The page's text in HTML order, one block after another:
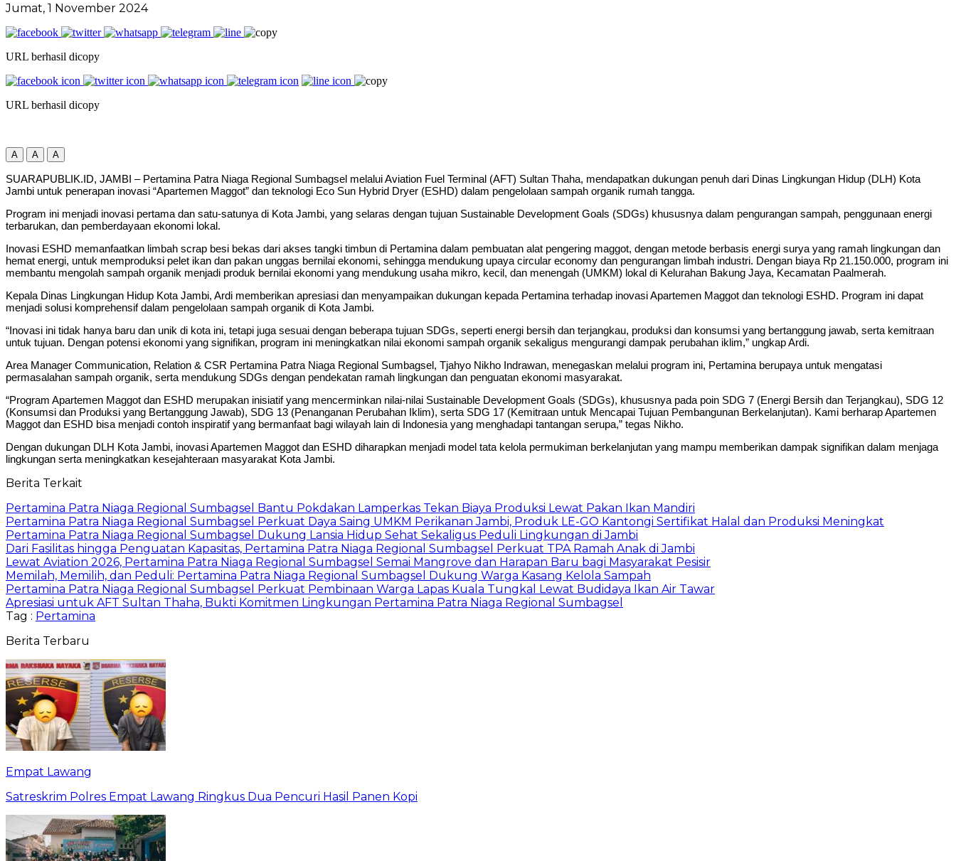
Jumat, 1 November 2024
URL berhasil dicopy
URL berhasil dicopy
A A A
SUARAPUBLIK.ID, JAMBI – Pertamina Patra Niaga Regional Sumbagsel melalui Aviation Fuel Terminal (AFT) Sultan Thaha, mendapatkan dukungan penuh dari Dinas Lingkungan Hidup (DLH) Kota
Jambi untuk penerapan inovasi “Apartemen Maggot” dan teknologi Eco Sun Hybrid Dryer (ESHD) dalam pengelolaan sampah organik rumah tangga.
Program ini menjadi inovasi pertama dan satu-satunya di Kota Jambi, yang selaras dengan tujuan Sustainable Development Goals (SDGs) khususnya dalam pengurangan sampah, penggunaan energi
terbarukan, dan pemberdayaan ekonomi lokal.
Inovasi ESHD memanfaatkan limbah scrap besi bekas dari akses tangki timbun di Pertamina dalam pembuatan alat pengering maggot, dengan metode berbasis energi surya yang ramah lingkungan dan
hemat energi, untuk memproduksi pelet ikan dan pakan unggas bernilai ekonomi, sehingga mendukung upaya circular economy dan pengurangan limbah industri. Dengan biaya Rp 21.150.000, program ini
membantu mengolah sampah organik menjadi produk bernilai ekonomi yang mendukung usaha mikro, kecil, dan menengah (UMKM) lokal di Kelurahan Bakung Jaya, Kecamatan Paalmerah.
Kepala Dinas Lingkungan Hidup Kota Jambi, Ardi memberikan apresiasi dan menyampaikan dukungan kepada Pertamina terhadap inovasi Apartemen Maggot dan teknologi ESHD. Program ini dapat
menjadi solusi komprehensif dalam pengelolaan sampah organik di Kota Jambi.
“Inovasi ini tidak hanya baru dan unik di kota ini, tetapi juga sesuai dengan beberapa tujuan SDGs, seperti energi bersih dan terjangkau, produksi dan konsumsi yang bertanggung jawab, serta kemitraan
untuk tujuan. Dengan potensi ekonomi yang signifikan, program ini meningkatkan nilai ekonomi sampah organik sekaligus mengurangi dampak perubahan iklim,” ungkap Ardi.
Area Manager Communication, Relation & CSR Pertamina Patra Niaga Regional Sumbagsel, Tjahyo Nikho Indrawan, menegaskan melalui program ini, Pertamina berupaya untuk mengatasi
permasalahan sampah organik, serta mendukung SDGs dengan pendekatan ramah lingkungan dan penguatan ekonomi masyarakat.
“Program Apartemen Maggot dan ESHD merupakan inisiatif yang mencerminkan nilai-nilai Sustainable Development Goals (SDGs), khususnya pada poin SDG 7 (Energi Bersih dan Terjangkau), SDG 12
(Konsumsi dan Produksi yang Bertanggung Jawab), SDG 13 (Penanganan Perubahan Iklim), serta SDG 17 (Kemitraan untuk Mencapai Tujuan Pembangunan Berkelanjutan). Kami berharap Apartemen
Maggot dan ESHD bisa menjadi contoh inspiratif yang bermanfaat bagi wilayah lain di Indonesia yang menghadapi tantangan serupa,” tegas Nikho.
Dengan dukungan DLH Kota Jambi, inovasi Apartemen Maggot dan ESHD diharapkan menjadi model tata kelola permukiman berkelanjutan yang mampu memberikan dampak signifikan dalam menjaga
lingkungan serta meningkatkan kesejahteraan masyarakat Kota Jambi.
Berita Terkait
Pertamina Patra Niaga Regional Sumbagsel Bantu Pokdakan Lamperkas Tekan Biaya Produksi Lewat Pakan Ikan Mandiri
Pertamina Patra Niaga Regional Sumbagsel Perkuat Daya Saing UMKM Perikanan Jambi, Produk LE-GO Kantongi Sertifikat Halal dan Produksi Meningkat
Pertamina Patra Niaga Regional Sumbagsel Dukung Lansia Hidup Sehat Sekaligus Peduli Lingkungan di Jambi
Dari Fasilitas hingga Penguatan Kapasitas, Pertamina Patra Niaga Regional Sumbagsel Perkuat TPA Ramah Anak di Jambi
Lewat Aviation 2026, Pertamina Patra Niaga Regional Sumbagsel Semai Mangrove dan Harapan Baru bagi Masyarakat Pesisir
Memilah, Memilih, dan Peduli: Pertamina Patra Niaga Regional Sumbagsel Dukung Warga Kasang Kelola Sampah
Pertamina Patra Niaga Regional Sumbagsel Perkuat Pembinaan Warga Lapas Kuala Tungkal Lewat Budidaya Ikan Air Tawar
Apresiasi untuk AFT Sultan Thaha, Bukti Komitmen Lingkungan Pertamina Patra Niaga Regional Sumbagsel
Tag : Pertamina
Berita Terbaru
Empat Lawang
Satreskrim Polres Empat Lawang Ringkus Dua Pencuri Hasil Panen Kopi